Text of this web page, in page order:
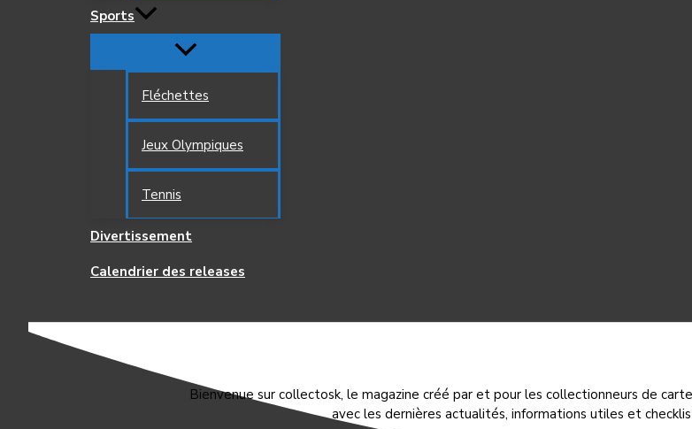
Sports
Fléchettes
Jeux Olympiques
Tennis
Divertissement
Calendrier des releases
Bienvenue sur collectosk, le magazine créé par et pour les collectionneurs de
avec les dernières actualités, informations utiles et